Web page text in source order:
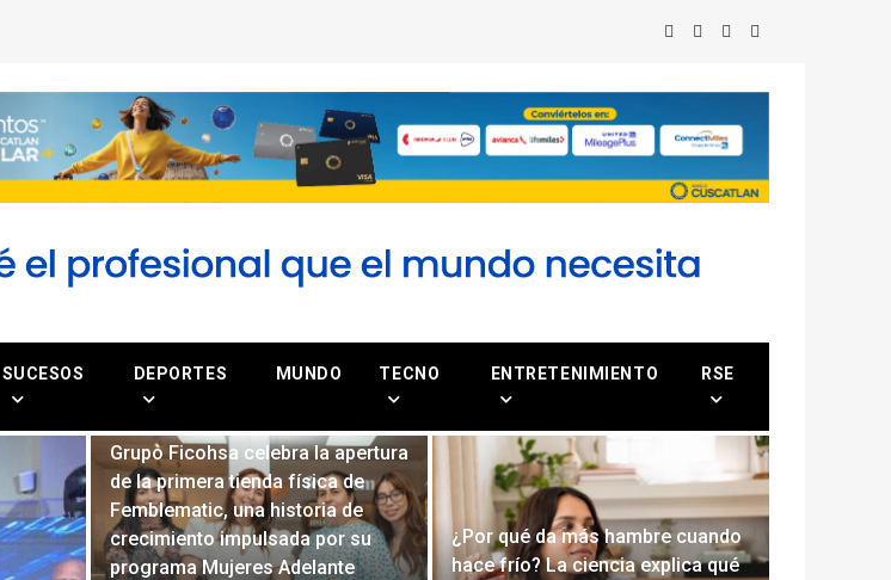
SUCESOS DEPORTES MUNDO TECNO ENTRETENIMIENTO RSE
Grupo Ficohsa celebra la apertura
de la primera tienda física de
Femblematic, una historia de
crecimiento impulsada por su
programa Mujeres Adelante
¿Por qué da más hambre cuando
hace frío? La ciencia explica qué